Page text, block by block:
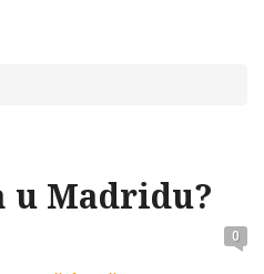
u Madridu?
0